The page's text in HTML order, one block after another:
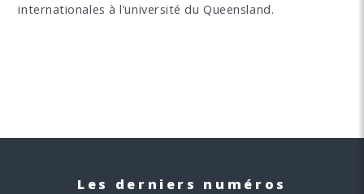
internationales à l’université du Queensland.
Les derniers numéros